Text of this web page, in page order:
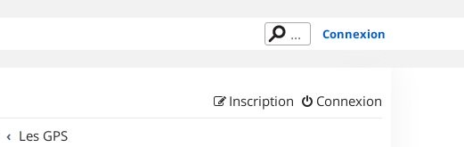
Connexion
Connexion
Inscription
Les GPS